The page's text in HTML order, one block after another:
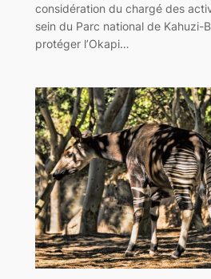
considération du chargé des
sein du Parc national de Kahuzi-
protéger l’Okapi…